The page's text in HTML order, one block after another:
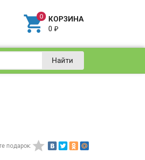
 КОРЗИНА
0₽
Найти
подарок: 